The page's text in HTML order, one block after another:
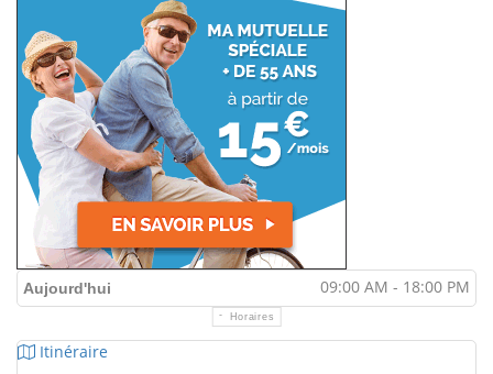
Aujourd'hui 09:00 AM - 18:00 PM
Horaires
Itinéraire